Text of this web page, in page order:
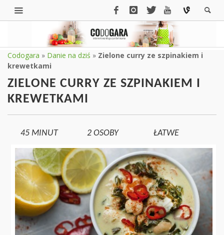
Codogara » Danie na dziś » Zielone curry ze szpinakiem i
krewetkami
ZIELONE CURRY ZE SZPINAKIEM I
KREWETKAMI
45 MINUT 2 OSOBY ŁATWE